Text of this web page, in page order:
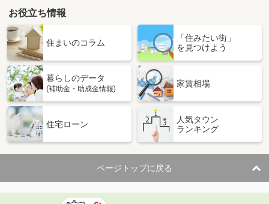
お役立ち情報
住まいのコラム
「住みたい街」
を見つけよう
暮らしのデータ
(補助金・助成金情報)
家賃相場
住宅ローン
人気タウン
ランキング
ページトップに戻る